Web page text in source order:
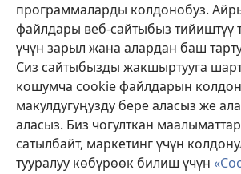
программаларды колдонобуз.
файлдары веб-сайтыбыз тийиштүү
үчүн зарыл жана алардан баш
Сиз сайтыбызды жакшыртууга шарт
кошумча cookie файлдарын
макулдугуңузду бере аласыз же
аласыз. Биз чогулткан
сатылбайт, маркетинг үчүн
тууралуу көбүрөөк билиш үчүн
(жаңы
терезе
ачат)
ОНЛАЙН КИТЕПКАНА
(жаңы
терезе
ачат) JW Hub
(жаңы
терезе
ачат) JW Library
Watchtower Library